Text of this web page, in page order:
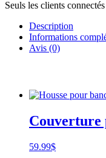
Seuls les clients
Description
Informations
Avis (0)
Couverture
59.99$